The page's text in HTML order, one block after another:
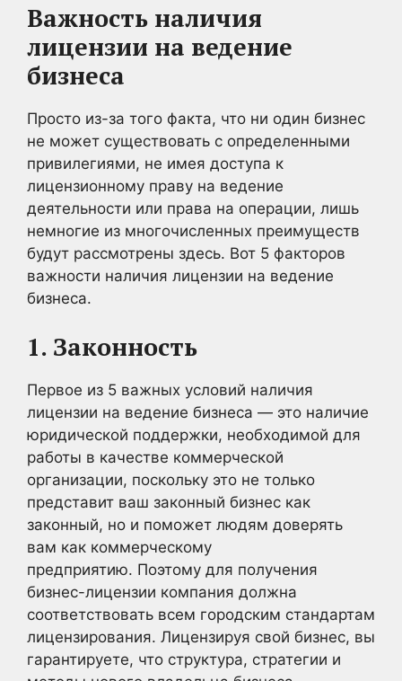
Важность наличия
лицензии на ведение
бизнеса
Просто из-за того факта, что ни один бизнес
не может существовать с определенными
привилегиями, не имея доступа к
лицензионному праву на ведение
деятельности или права на операции, лишь
немногие из многочисленных преимуществ
будут рассмотрены здесь. Вот 5 факторов
важности наличия лицензии на ведение
бизнеса.
1. Законность
Первое из 5 важных условий наличия
лицензии на ведение бизнеса — это наличие
юридической поддержки, необходимой для
работы в качестве коммерческой
организации, поскольку это не только
представит ваш законный бизнес как
законный, но и поможет людям доверять
вам как коммерческому
предприятию. Поэтому для получения
бизнес-лицензии компания должна
соответствовать всем городским стандартам
лицензирования. Лицензируя свой бизнес, вы
гарантируете, что структура, стратегии и